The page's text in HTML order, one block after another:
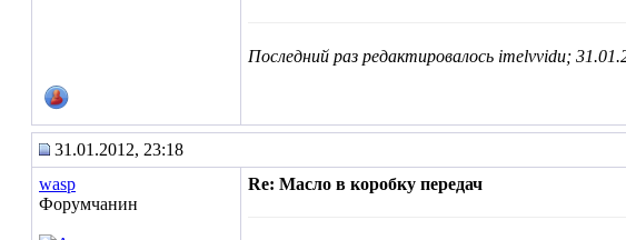
Последний раз редактировалось imelvvidu;
31.01.2012, 23:18
wasp
Форумчанин
Re: Масло в коробку передач